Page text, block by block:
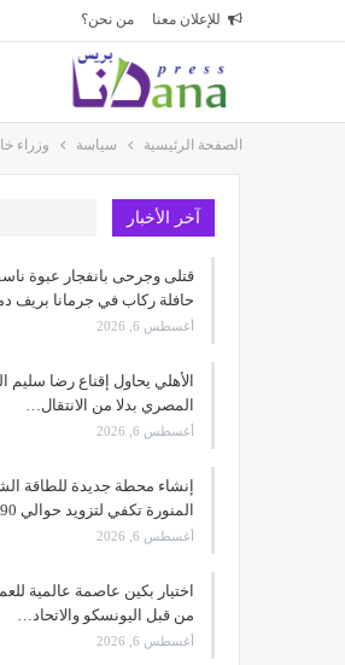
للإعلان معنا من نحن؟
الصفحة الرئيسية سياسة وزراء
آخر الأخبار
قتلى وجرحى بانفجار عبوة
حافلة ركاب في جرمانا بريف
أغسطس 6, 2026
الأهلي يحاول إقناع رضا سليم
المصري بدلا من الانتقال…
أغسطس 6, 2026
إنشاء محطة جديدة للطاقة
المنورة تكفي لتزويد حوالي 190…
أغسطس 6, 2026
من قبل اليونسكو والاتحاد…
أغسطس 6, 2026